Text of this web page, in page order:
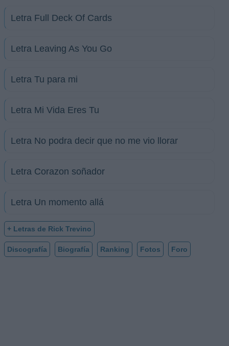
Letra Full Deck Of Cards
Letra Leaving As You Go
Letra Tu para mi
Letra Mi Vida Eres Tu
Letra No podra decir que no me vio llorar
Letra Corazon soñador
Letra Un momento allá
+ Letras de Rick Trevino
Discografía Biografía Ranking Fotos Foro